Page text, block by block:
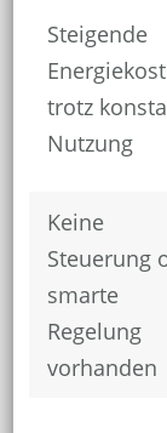
Steigende
trotz
Nutzung
Keine
Steuerung
smarte
Regelung
vorhanden